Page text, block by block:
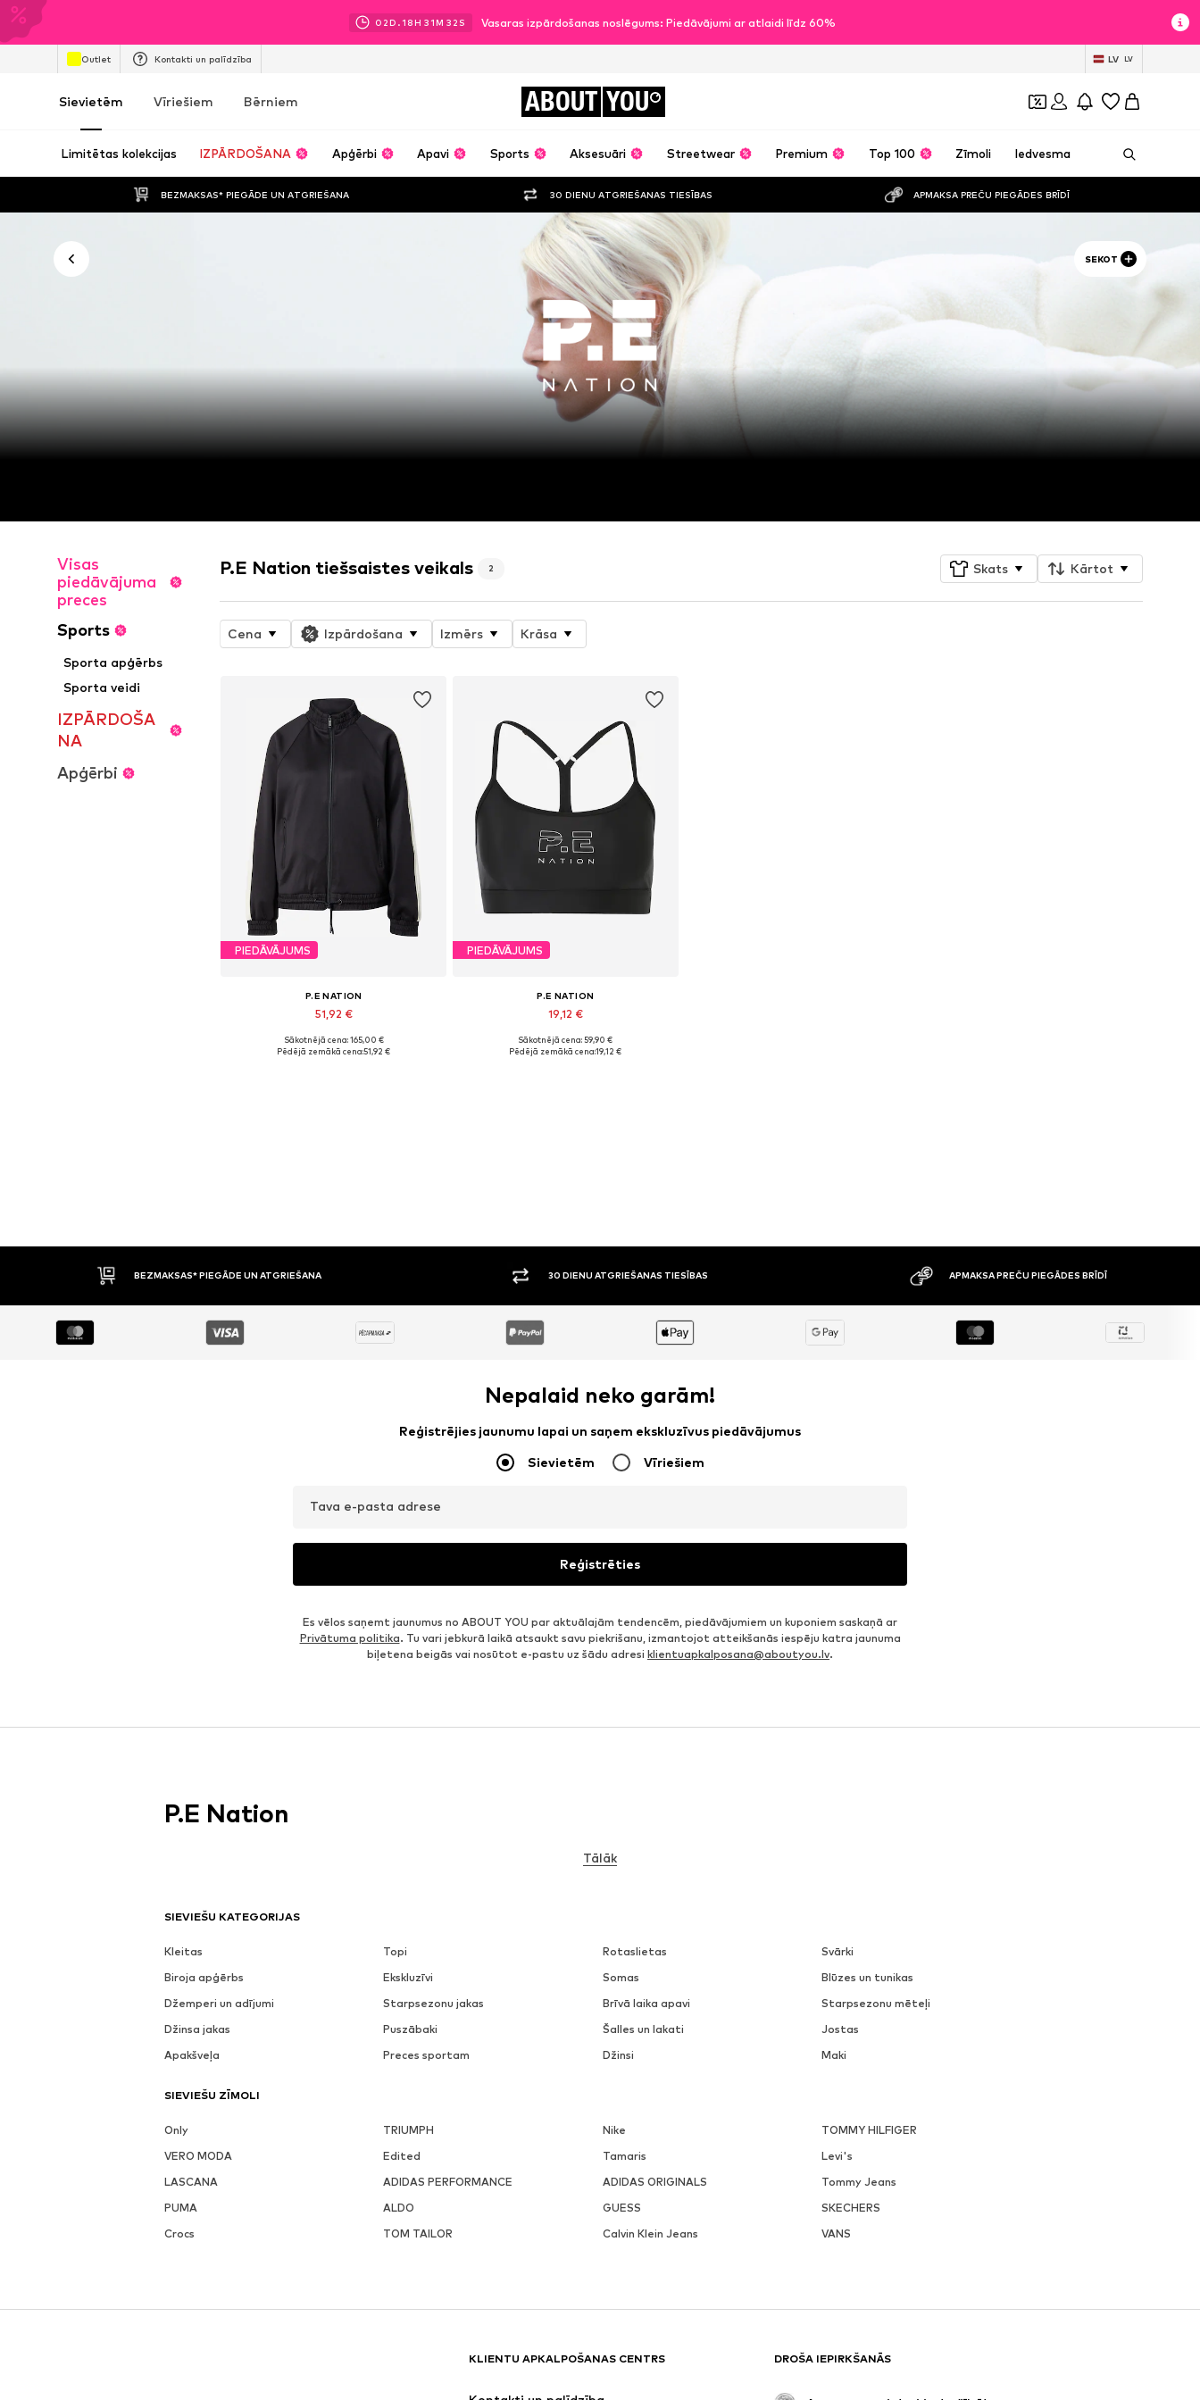
02D.18H 31M 30 S Vasaras izpārdošanas noslēgums: Piedāvājumi ar atlaidi līdz 60%
Outlet Kontakti un palīdzība LV LV
Sievietēm Vīriešiem Bērniem ABOUT YOU
Limitētas kolekcijas IZPĀRDOŠANA Apģērbi Apavi Sports Aksesuāri Streetwear Premium Top 100 Zīmoli Iedvesma
BEZMAKSAS* PIEGĀDE UN ATGRIEŠANA 30 DIENU ATGRIEŠANAS TIESĪBAS APMAKSA PREČU PIEGĀDES BRĪDĪ
SEKOT
Visas
piedāvājuma
preces
Sports
Sporta apģērbs
Sporta veidi
IZPĀRDOŠA
NA
Apģērbi
P.E Nation tiešsaistes veikals 2 Skats Kārtot
Cena Izpārdošana Izmērs Krāsa
PIEDĀVĀJUMS
P.E NATION
51,92 €
Pieejamie izmēri: S, L
Sākotnējā cena: 165,00 €
Pēdējā zemākā cena:51,92 €
PIEDĀVĀJUMS
P.E NATION
19,12 €
Pieejamie izmēri: XS
Sākotnējā cena: 59,90 €
Pēdējā zemākā cena:19,12 €
BEZMAKSAS* PIEGĀDE UN ATGRIEŠANA 30 DIENU ATGRIEŠANAS TIESĪBAS APMAKSA PREČU PIEGĀDES BRĪDĪ
Nepalaid neko garām!
Reģistrējies jaunumu lapai un saņem ekskluzīvus piedāvājumus
Sievietēm Vīriešiem
Tava e-pasta adrese
Reģistrēties
Es vēlos saņemt jaunumus no ABOUT YOU par aktuālajām tendencēm, piedāvājumiem un kuponiem saskaņā ar
Privātuma politika. Tu vari jebkurā laikā atsaukt savu piekrišanu, izmantojot atteikšanās iespēju katra jaunuma
biļetena beigās vai nosūtot e-pastu uz šādu adresi klientuapkalposana@aboutyou.lv.
SIEVIEŠU KATEGORIJAS
Kleitas Topi Rotaslietas
Svārki
Biroja apģērbs
Ekskluzīvi Somas
Blūzes un tunikas
Džemperi un adījumi
Starpsezonu jakas Brīvā laika apavi
Starpsezonu mēteļi
Džinsa jakas
Puszābaki Šalles un lakati
Jostas
Apakšveļa
Preces sportam Džinsi Maki
SIEVIEŠU ZĪMOLI
Only TRIUMPH Nike
TOMMY HILFIGER
VERO MODA
Edited Tamaris
Levi's
LASCANA
ADIDAS PERFORMANCE ADIDAS ORIGINALS
Tommy Jeans
PUMA
ALDO GUESS
SKECHERS
Crocs
TOM TAILOR Calvin Klein Jeans VANS
KLIENTU APKALPOŠANAS CENTRS DROŠA IEPIRKŠANĀS
P.E Nation
Tālāk